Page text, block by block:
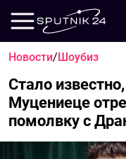
Новости/Шоубиз
Стало
Муцениеце
помолвку с